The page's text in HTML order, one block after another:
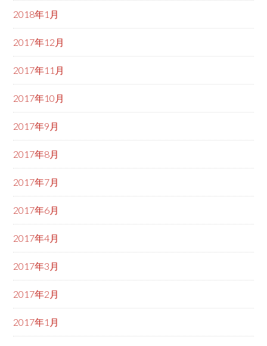
2018年1月
2017年12月
2017年11月
2017年10月
2017年9月
2017年8月
2017年7月
2017年6月
2017年4月
2017年3月
2017年2月
2017年1月